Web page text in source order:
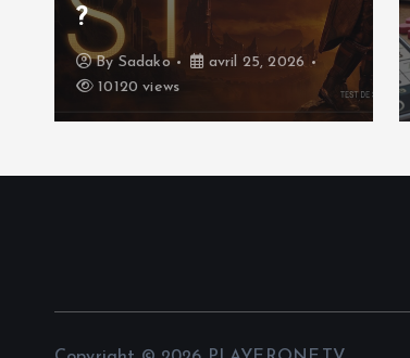
?
By Sadako
avril 25, 2026
10120 views